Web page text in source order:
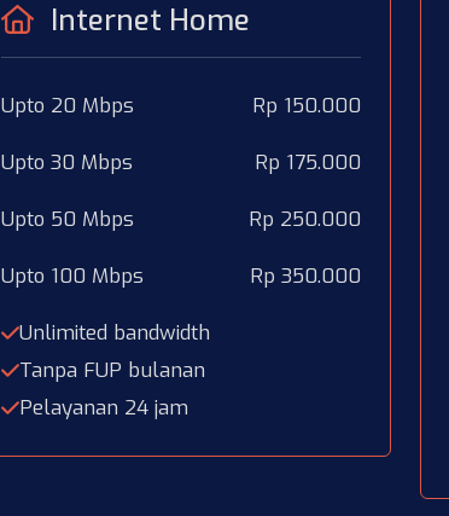
Internet Home
Upto 20 Mbps Rp 150.000
Upto 30 Mbps Rp 175.000
Upto 50 Mbps Rp 250.000
Upto 100 Mbps Rp 350.000
Unlimited bandwidth
Tanpa FUP bulanan
Pelayanan 24 jam